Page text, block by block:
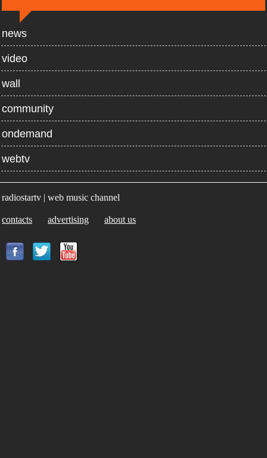
news
video
wall
community
ondemand
webtv
radiostartv | web music channel
contacts advertising about us